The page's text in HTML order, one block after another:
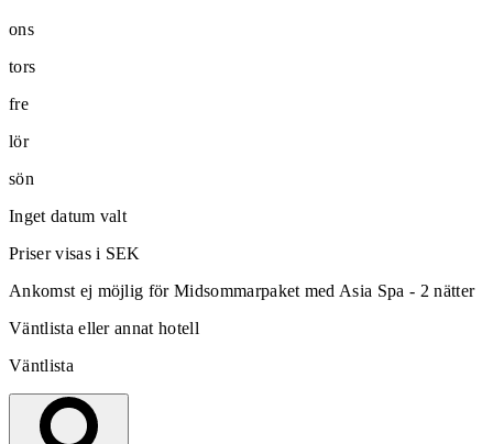
ons
tors
fre
lör
sön
Inget datum valt
Priser visas i SEK
Ankomst ej möjlig för Midsommarpaket med Asia Spa - 2 nätter
Väntlista eller annat hotell
Väntlista